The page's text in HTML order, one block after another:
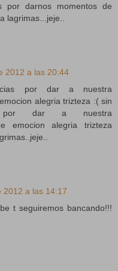
por darnos momentos de
lagrimas...jeje..
2012 a las 20:44
por dar a nuestra
alegria trizteza :( sin
por dar a nuestra
emocion alegria trizteza
2012 a las 14:17
t seguiremos bancando!!!